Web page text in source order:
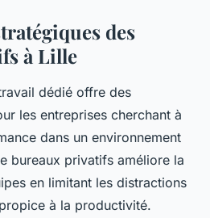
des
à Lille
dédié offre des
les entreprises cherchant à
dans un environnement
bureaux privatifs améliore la
en limitant les distractions
à la productivité.